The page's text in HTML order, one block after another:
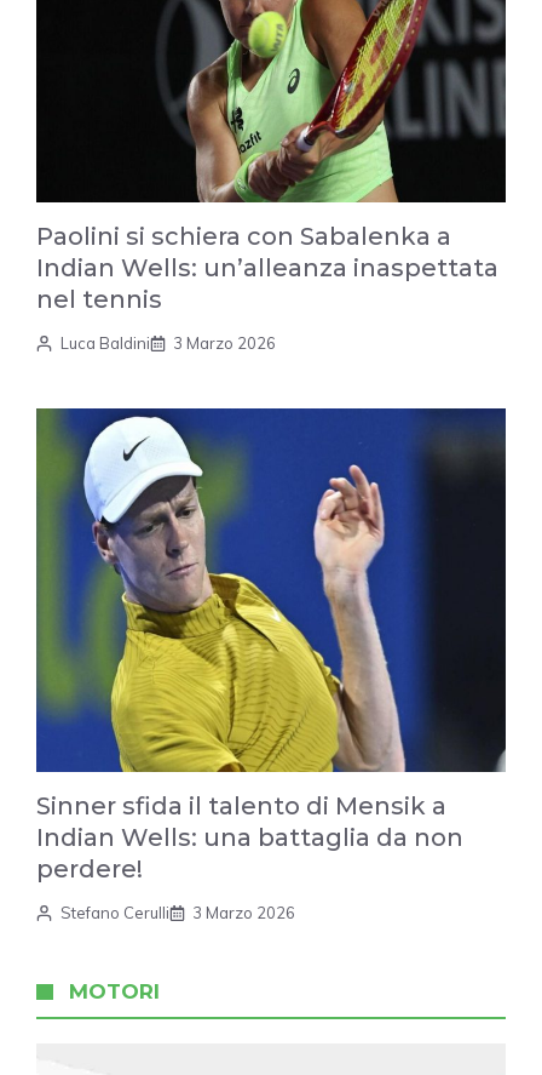
Paolini si schiera con Sabalenka a
Indian Wells: un’alleanza inaspettata
nel tennis
Luca Baldini 3 Marzo 2026
Sinner sfida il talento di Mensik a
Indian Wells: una battaglia da non
perdere!
Stefano Cerulli 3 Marzo 2026
MOTORI